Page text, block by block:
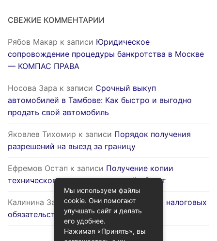
СВЕЖИЕ КОММЕНТАРИИ
Рябов Макар к записи Юридическое
сопровождение процедуры банкротства в Москве
— КОМПАС ПРАВА
Носова Зара к записи Срочный выкуп
автомобилей в Тамбове: Как быстро и выгодно
продать свой автомобиль
Яковлев Тихомир к записи Порядок получения
разрешений на выезд за границу
Ефремов Остап к записи Получение копии
технического паспорта на жилой объект
Калинина Залинак записиОптимизация налоговых
обязательств через госуслуги
Мы используем файлы
cookie. Они помогают
улучшать сайт и делать
его удобнее.
Нажимая «Принять», вы